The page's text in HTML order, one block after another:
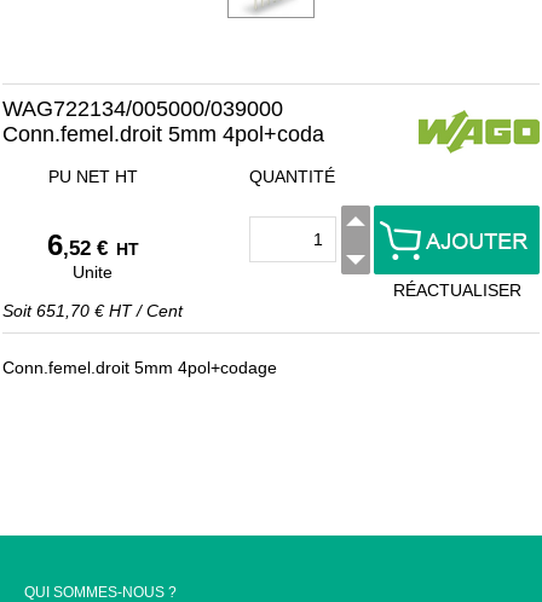
WAG722134/005000/039000
Conn.femel.droit 5mm 4pol+coda
PU NET HT
6,52 € HT
Unite
Soit651,70 € HT/Cent
QUANTITÉ
RÉACTUALISER
Conn.femel.droit 5mm 4pol+codage
QUI SOMMES-NOUS ?